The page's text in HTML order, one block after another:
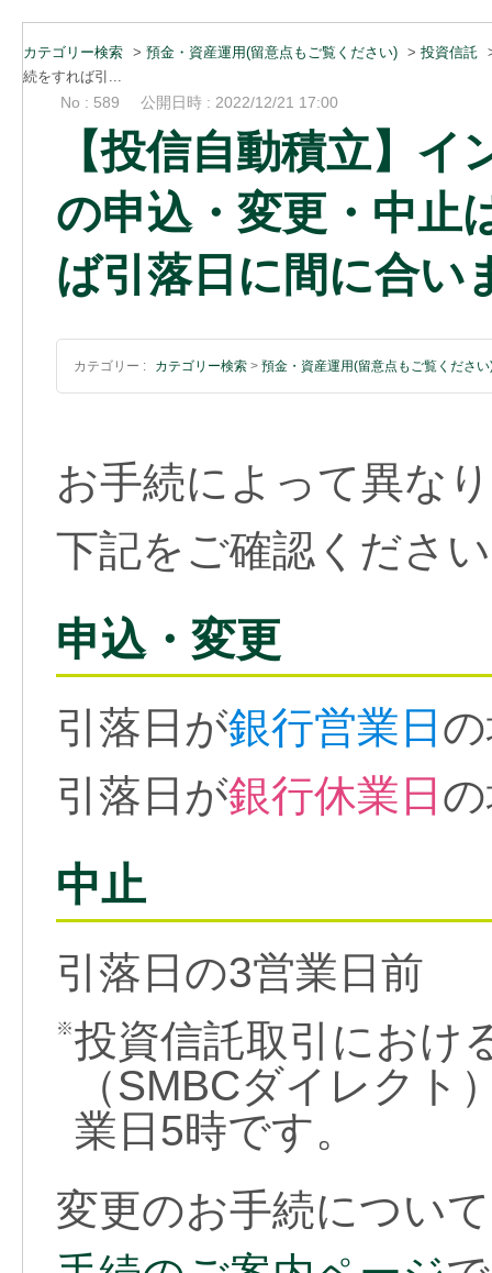
カテゴリー検索 > 預金・資産運用(留意点もご覧ください) > 投資信託
続をすれば引...
No : 589 公開日時 : 2022/12/21 17:00
【投信自動積立】
の申込・変更・中止
ば引落日に間に合い
カテゴリー : カテゴリー検索 > 預金・資産運用(留意点もご覧ください
お手続によって異な
下記をご確認くださ
申込・変更
引落日が銀行営業日
引落日が銀行休業日
中止
引落日の3営業日前
※投資信託取引におけ
（SMBCダイレクト
業日5時です。
変更のお手続につい